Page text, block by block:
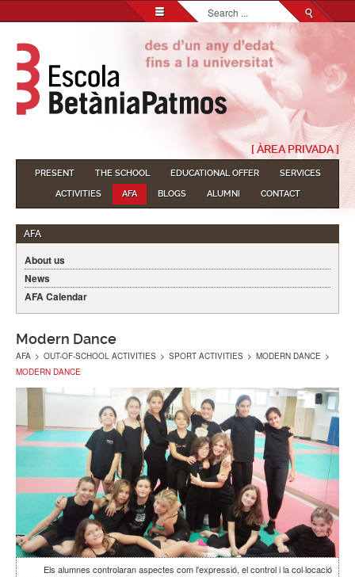
Search...
[ ÀREA PRIVADA ]
PRESENT THE SCHOOL EDUCATIONAL OFFER
SERVICES
ACTIVITIES
AFA BLOGS ALUMNI CONTACT
AFA
About us
News
AFA Calendar
Modern Dance
AFA > OUT-OF-SCHOOL ACTIVITIES > SPORT ACTIVITIES > MODERN DANCE >
MODERN DANCE
Els alumnes controlaran aspectes com l'expressió, el control i la col·locació